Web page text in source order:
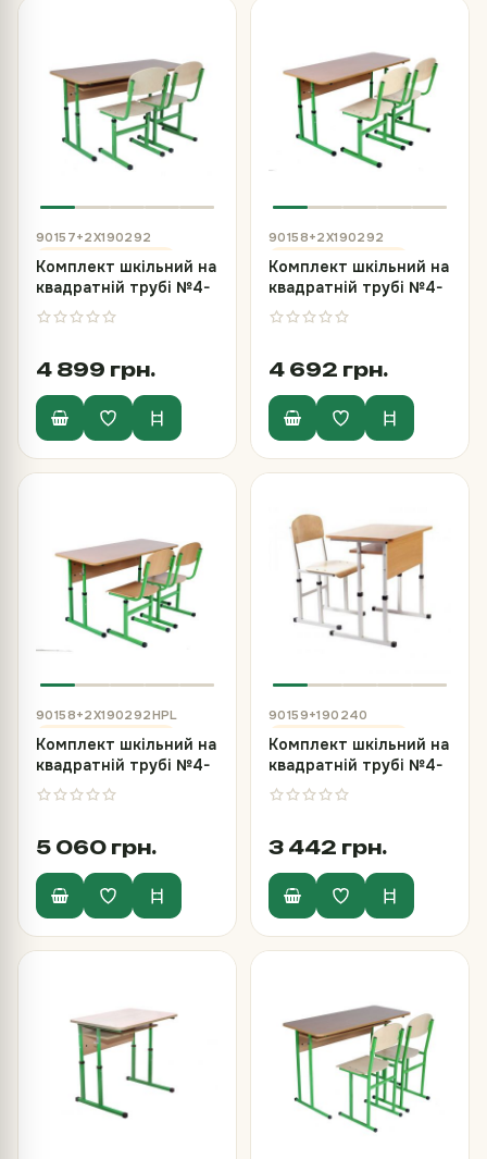
90157+2Х190292
Комплект шкільний на
квадратній трубі №4-
6, стіл та 2 стільці Т-
подібні
4 899 грн.
90158+2Х190292
Комплект шкільний на
квадратній трубі №4-
6, стіл та 2 стільці Т-
подібних
4 692 грн.
90158+2Х190292HPL
Комплект шкільний на
квадратній трубі №4-
6, стіл та 2 стільці Т-
подібних HPL
5 060 грн.
90159+190240
Комплект шкільний на
квадратній трубі №4-
6, стіл та стілець
полозковий
3 442 грн.